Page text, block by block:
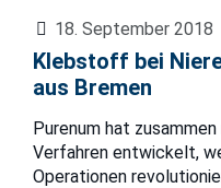
18. September 2018
Klebstoff bei
aus Bremen
Purenum hat
Verfahren entwickelt,
Operationen